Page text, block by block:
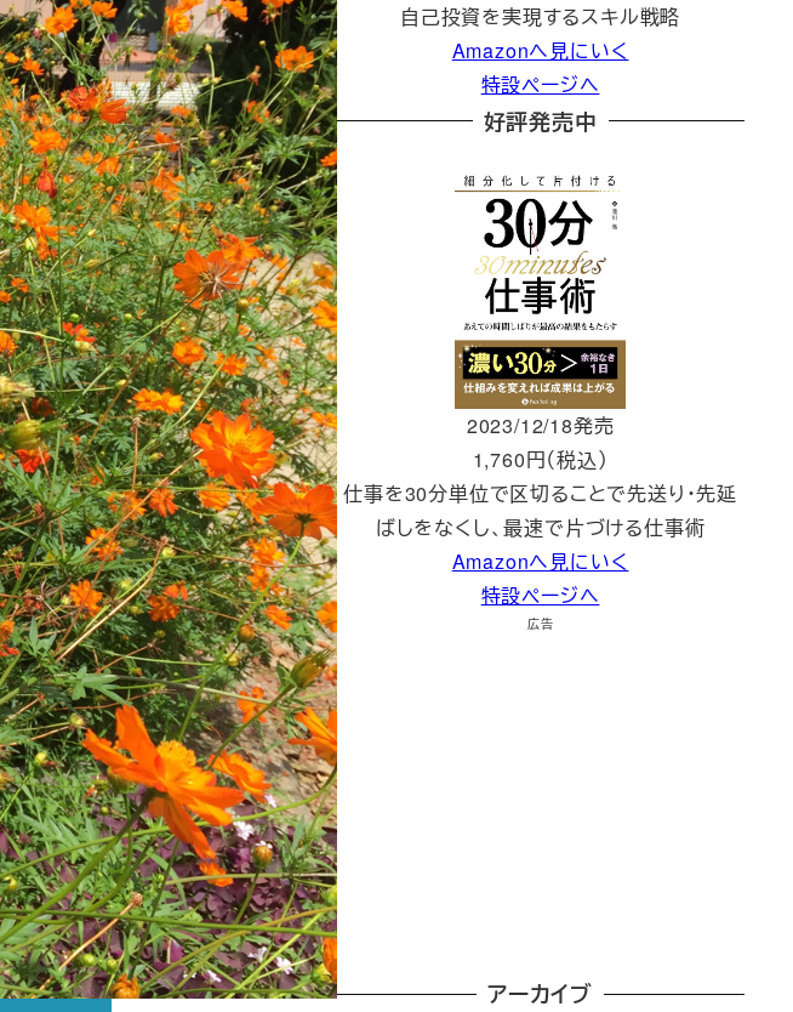
自己投資を実現するスキル戦略
Amazonへ見にいく
特設ページへ
好評発売中
2023/12/18発売
1,760円（税込）
仕事を30分単位で区切ることで先送り・先延
ばしをなくし、最速で片づける仕事術
Amazonへ見にいく
特設ページへ
広告
アーカイブ